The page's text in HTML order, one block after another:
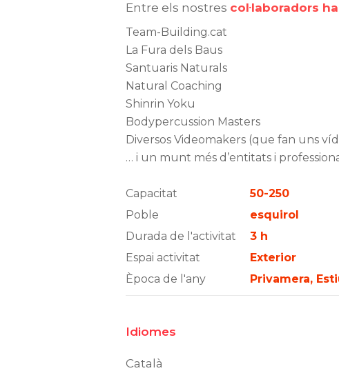
Entre els nostres col·laboradors
Team-Building.cat
La Fura dels Baus
Santuaris Naturals
Natural Coaching
Shinrin Yoku
Bodypercussion Masters
Diversos Videomakers (que fan uns
… i un munt més d’entitats i
Capacitat
50-250
Poble
esquirol
Durada de l'activitat
3 h
Espai activitat
Exterior
Època de l'any
Privamera,
Idiomes
Català